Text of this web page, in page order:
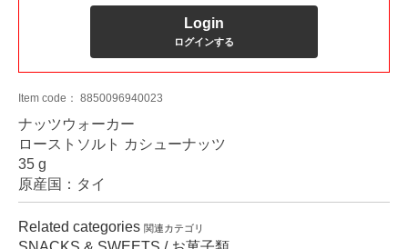
Login
ログインする
Item code： 8850096940023
ナッツウォーカー
ローストソルト カシューナッツ
35 g
原産国：タイ
Related categories 関連カテゴリ